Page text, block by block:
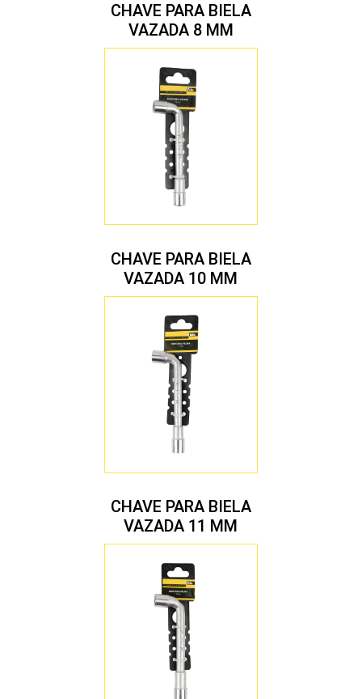
CHAVE PARA BIELA
VAZADA 8 MM
CHAVE PARA BIELA
VAZADA 10 MM
CHAVE PARA BIELA
VAZADA 11 MM